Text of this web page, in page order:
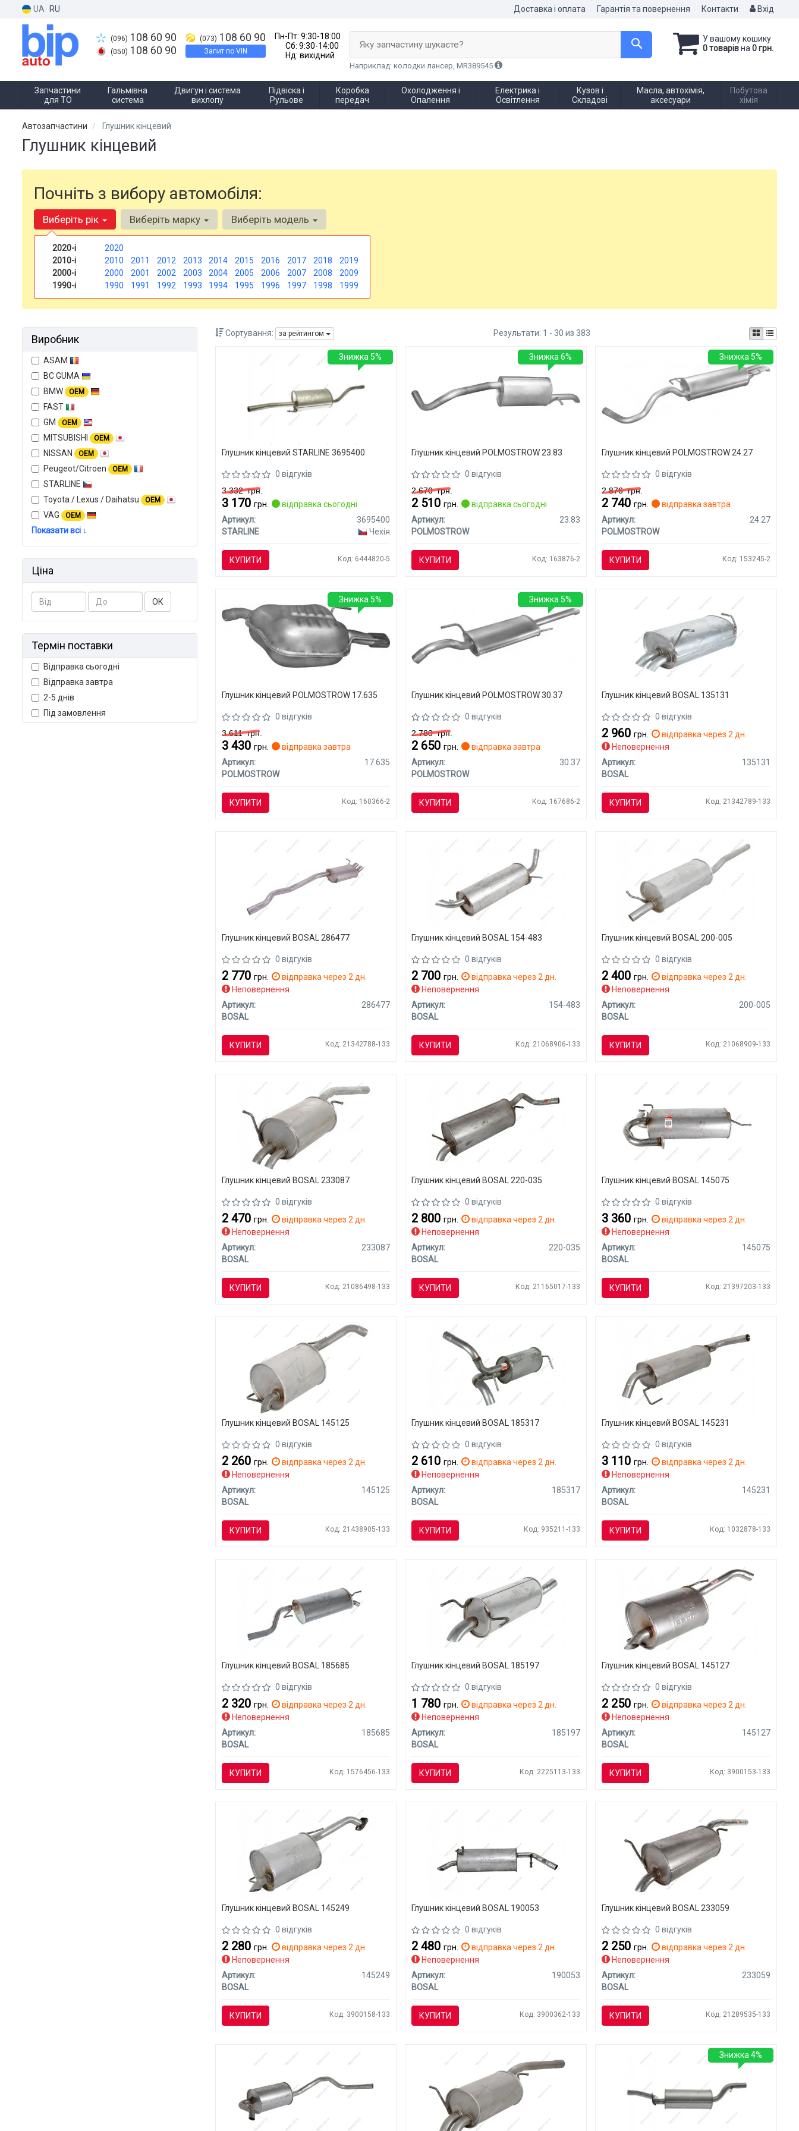
UA RU Доставка і оплата Гарантія та повернення Контакти Вхід
(096) 108 60 90
(050) 108 60 90
(073) 108 60 90
Запит по VIN
Пн-Пт: 9:30-18:00
Сб: 9:30-14:00
Нд: вихідний
У вашому кошику
0 товарівна 0 грн.
Яку запчастину шукаєте?
Наприклад: колодки лансер, MR389545
Запчастини
для ТО
Гальмівна
система
Двигун і система
вихлопу
Підвіска і
Рульове
Коробка
передач
Охолодження і
Опалення
Електрика і
Освітлення
Кузов і
Складові
Масла, автохімія,
аксесуари
Побутова
хімія
Автозапчастини Глушник кінцевий
Глушник кінцевий
Почніть з вибору автомобіля:
Виберіть рік
2020-і
2020
2010-і
2010 2011 2012 2013 2014 2015 2016 2017 2018
2019
2000-і
2000 2001 2002 2003 2004 2005 2006 2007 2008
2009
1990-і
1990 1991 1992 1993 1994 1995 1996 1997 1998 1999
Виберіть марку Виберіть модель
Виробник
ASAM
BC GUMA
BMW
OEM
FAST
GM
OEM
MITSUBISHI OEM
NISSAN OEM
Peugeot/Citroen OEM
STARLINE
Toyota / Lexus / Daihatsu
OEM
VAG OEM
Показати всі ↓
Ціна
ОК
Термін поставки
Відправка сьогодні
Відправка завтра
2-5 днів
Під замовлення
Сортування: за рейтингом Результати: 1 - 30 из 383
Глушник кінцевий STARLINE 3695400
0 відгуків
3 332грн.
3 170 грн.
відправка сьогодні
Артикул:
3695400
STARLINE
Чехія
КУПИТИ Код: 6444820-5
Знижка 5%
Глушник кінцевий POLMOSTROW 23.83
0 відгуків
2 670грн.
2 510грн.
відправка сьогодні
Артикул:
23.83
POLMOSTROW
КУПИТИ Код: 163876-2
Знижка 6%
Глушник кінцевий POLMOSTROW 24.27
0 відгуків
2 876грн.
2 740грн.
відправка завтра
Артикул:
24.27
POLMOSTROW
КУПИТИ Код: 153245-2
Знижка 5%
Глушник кінцевий POLMOSTROW 17.635
0 відгуків
3 611грн.
3 430 грн.
відправка завтра
Артикул:
17.635
POLMOSTROW
КУПИТИ Код: 160366-2
Знижка 5%
Глушник кінцевий POLMOSTROW 30.37
0 відгуків
2 780грн.
2 650грн.
відправка завтра
Артикул:
30.37
POLMOSTROW
КУПИТИ Код: 167686-2
Знижка 5%
Глушник кінцевий BOSAL 135131
0 відгуків
2 960грн.
відправка через 2 дн.
Неповернення
Артикул:
135131
BOSAL
КУПИТИ Код: 21342789-133
Глушник кінцевий BOSAL 286477
0 відгуків
2 770 грн.
відправка через 2 дн.
Неповернення
Артикул:
286477
BOSAL
КУПИТИ Код: 21342788-133
Глушник кінцевий BOSAL 154-483
0 відгуків
2 700грн.
відправка через 2 дн.
Неповернення
Артикул:
154-483
BOSAL
КУПИТИ Код: 21068906-133
Глушник кінцевий BOSAL 200-005
0 відгуків
2 400грн.
відправка через 2 дн.
Неповернення
Артикул:
200-005
BOSAL
КУПИТИ Код: 21068909-133
Глушник кінцевий BOSAL 233087
0 відгуків
2 470 грн.
відправка через 2 дн.
Неповернення
Артикул:
233087
BOSAL
КУПИТИ Код: 21086498-133
Глушник кінцевий BOSAL 220-035
0 відгуків
2 800грн.
відправка через 2 дн.
Неповернення
Артикул:
220-035
BOSAL
КУПИТИ Код: 21165017-133
Глушник кінцевий BOSAL 145075
0 відгуків
3 360грн.
відправка через 2 дн.
Неповернення
Артикул:
145075
BOSAL
КУПИТИ Код: 21397203-133
Глушник кінцевий BOSAL 145125
0 відгуків
2 260 грн.
відправка через 2 дн.
Неповернення
Артикул:
145125
BOSAL
КУПИТИ Код: 21438905-133
Глушник кінцевий BOSAL 185317
0 відгуків
2 610грн.
відправка через 2 дн.
Неповернення
Артикул:
185317
BOSAL
КУПИТИ Код: 935211-133
Глушник кінцевий BOSAL 145231
0 відгуків
3 110грн.
відправка через 2 дн.
Неповернення
Артикул:
145231
BOSAL
КУПИТИ Код: 1032878-133
Глушник кінцевий BOSAL 185685
0 відгуків
2 320 грн.
відправка через 2 дн.
Неповернення
Артикул:
185685
BOSAL
КУПИТИ Код: 1576456-133
Глушник кінцевий BOSAL 185197
0 відгуків
1 780грн.
відправка через 2 дн.
Неповернення
Артикул:
185197
BOSAL
КУПИТИ Код: 2225113-133
Глушник кінцевий BOSAL 145127
0 відгуків
2 250грн.
відправка через 2 дн.
Неповернення
Артикул:
145127
BOSAL
КУПИТИ Код: 3900153-133
Глушник кінцевий BOSAL 145249
0 відгуків
2 280 грн.
відправка через 2 дн.
Неповернення
Артикул:
145249
BOSAL
КУПИТИ Код: 3900158-133
Глушник кінцевий BOSAL 190053
0 відгуків
2 480грн.
відправка через 2 дн.
Неповернення
Артикул:
190053
BOSAL
КУПИТИ Код: 3900362-133
Глушник кінцевий BOSAL 233059
0 відгуків
2 250грн.
відправка через 2 дн.
Неповернення
Артикул:
233059
BOSAL
КУПИТИ Код: 21289535-133
Знижка 4%